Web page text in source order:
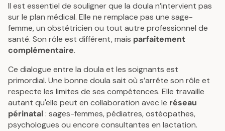
Il est essentiel de souligner que la doula n’intervient pas
sur le plan médical. Elle ne remplace pas une sage-
femme, un obstétricien ou tout autre professionnel de
santé. Son rôle est différent, mais parfaitement
complémentaire.
Ce dialogue entre la doula et les soignants est
primordial. Une bonne doula sait où s’arrête son rôle et
respecte les limites de ses compétences. Elle travaille
autant qu'elle peut en collaboration avec le réseau
périnatal: sages-femmes, pédiatres, ostéopathes,
psychologues ou encore consultantes en lactation.